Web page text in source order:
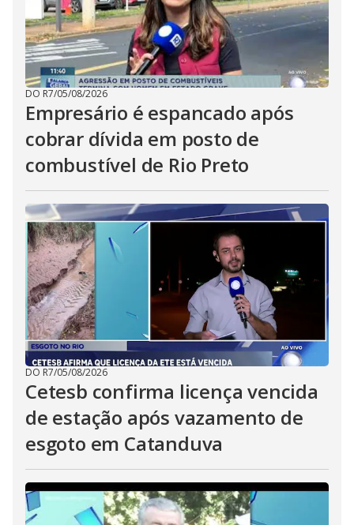
DO R7/05/08/2026
Empresário é espancado após
cobrar dívida em posto de
combustível de Rio Preto
DO R7/05/08/2026
Cetesb confirma licença vencida
de estação após vazamento de
esgoto em Catanduva